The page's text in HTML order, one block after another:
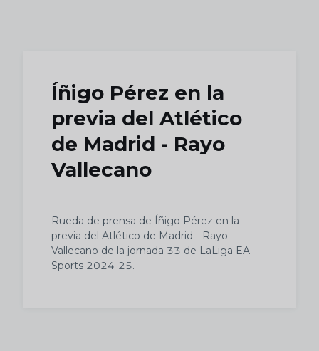
Íñigo Pérez en la
previa del Atlético
de Madrid - Rayo
Vallecano
Rueda de prensa de Íñigo Pérez en la
previa del Atlético de Madrid - Rayo
Vallecano de la jornada 33 de LaLiga EA
Sports 2024-25.